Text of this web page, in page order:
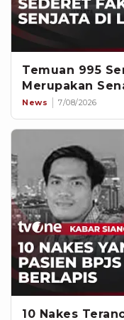
Temuan 995
Merupakan
News 7/08/2026
10 Nakes